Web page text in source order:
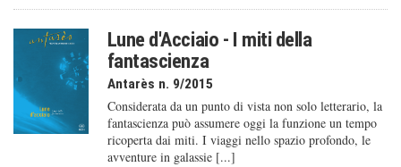
Lune d'Acciaio - I miti della
fantascienza
Antarès n. 9/2015
Considerata da un punto di vista non solo letterario, la
fantascienza può assumere oggi la funzione un tempo
ricoperta dai miti. I viaggi nello spazio profondo, le
avventure in galassie [...]